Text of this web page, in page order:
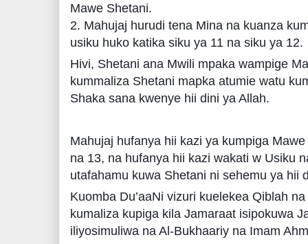
Mawe Shetani.
2. Mahujaj hurudi tena Mina na kuanza
usiku huko katika siku ya 11 na siku ya 12.
Hivi, Shetani ana Mwili mpaka wampige
kummaliza Shetani mapka atumie watu
Shaka sana kwenye hii dini ya Allah.
Mahujaj hufanya hii kazi ya kumpiga
na 13, na hufanya hii kazi wakati w Usiku
utafahamu kuwa Shetani ni sehemu ya hii
Kuomba Du’aaNi vizuri kuelekea Qiblah
kumaliza kupiga kila Jamaraat isipokuwa
iliyosimuliwa na Al-Bukhaariy na Imam